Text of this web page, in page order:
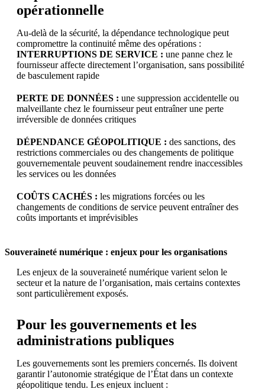
opérationnelle
Au-delà de la sécurité, la dépendance technologique peut
compromettre la continuité même des opérations :
INTERRUPTIONS DE SERVICE : une panne chez le
fournisseur affecte directement l’organisation, sans possibilité
de basculement rapide
PERTE DE DONNÉES : une suppression accidentelle ou
malveillante chez le fournisseur peut entraîner une perte
irréversible de données critiques
DÉPENDANCE GÉOPOLITIQUE : des sanctions, des
restrictions commerciales ou des changements de politique
gouvernementale peuvent soudainement rendre inaccessibles
les services ou les données
COÛTS CACHÉS : les migrations forcées ou les
changements de conditions de service peuvent entraîner des
coûts importants et imprévisibles
Souveraineté numérique : enjeux pour les organisations
Les enjeux de la souveraineté numérique varient selon le
secteur et la nature de l’organisation, mais certains contextes
sont particulièrement exposés.
Pour les gouvernements et les
administrations publiques
Les gouvernements sont les premiers concernés. Ils doivent
garantir l’autonomie stratégique de l’État dans un contexte
géopolitique tendu. Les enjeux incluent :